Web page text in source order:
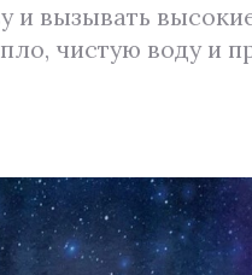
вызывать
чистую воду и